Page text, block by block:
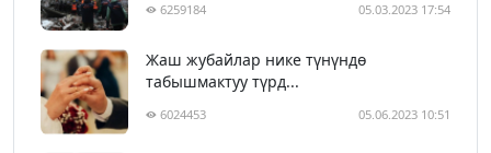
6259184 05.03.2023 17:54
Жаш жубайлар нике түнүндө
табышмактуу түрд...
6024453 05.06.2023 10:51